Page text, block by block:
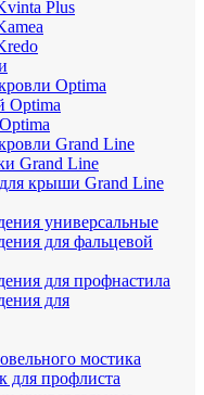
Plus
Optima
Optima
Grand Line
Grand Line
крыши Grand Line
универсальные
для фальцевой
для профнастила
для
мостика
для профлиста